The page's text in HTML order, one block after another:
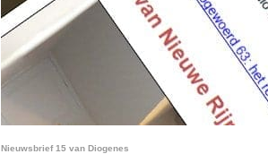
Nieuwsbrief 15 van Diogenes